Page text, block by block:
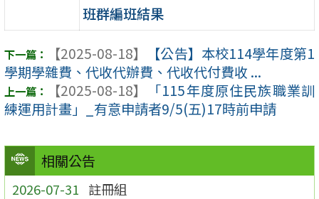
相關公告
2026-07-31 註冊組
班群編班結果
【2025-08-18】
【公告】本校114學年度第1
學期學雜費、代收代辦費、代收代付費收 ...
【2025-08-18】
「115年度原住民族職業訓
練運用計畫」_有意申請者9/5(五)17時前申請